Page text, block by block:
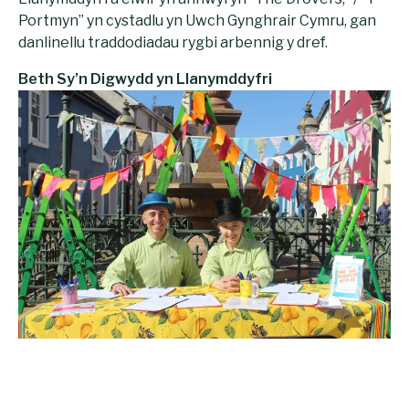
Portmyn” yn cystadlu yn Uwch Gynghrair Cymru, gan
danlinellu traddodiadau rygbi arbennig y dref.
Beth Sy’n Digwydd yn Llanymddyfri